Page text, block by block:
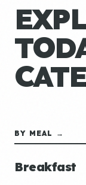
BY MEAL →
Breakfast